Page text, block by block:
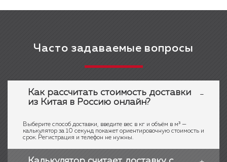
Часто задаваемые вопросы
Как рассчитать стоимость доставки
из Китая в Россию онлайн?
Выберите способ доставки, введите вес в кг и объём в м³ —
калькулятор за 10 секунд покажет ориентировочную стоимость и
срок. Регистрация и телефон не нужны.